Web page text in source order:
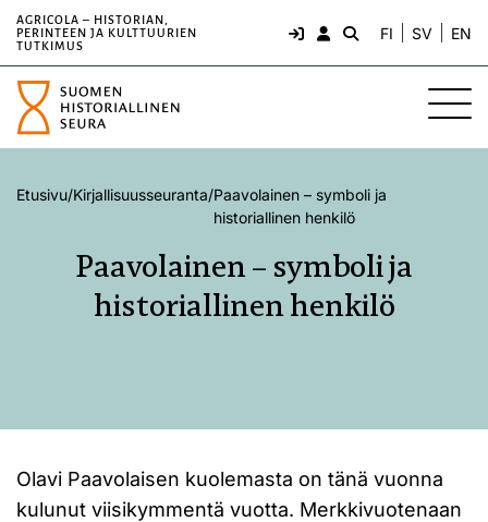
AGRICOLA – HISTORIAN,
PERINTEEN JA KULTTUURIEN
TUTKIMUS
FI SV EN
Etusivu/Kirjallisuusseuranta/Paavolainen – symboli ja
historiallinen henkilö
Paavolainen – symboli ja
historiallinen henkilö
Olavi Paavolaisen kuolemasta on tänä vuonna
kulunut viisikymmentä vuotta. Merkkivuotenaan